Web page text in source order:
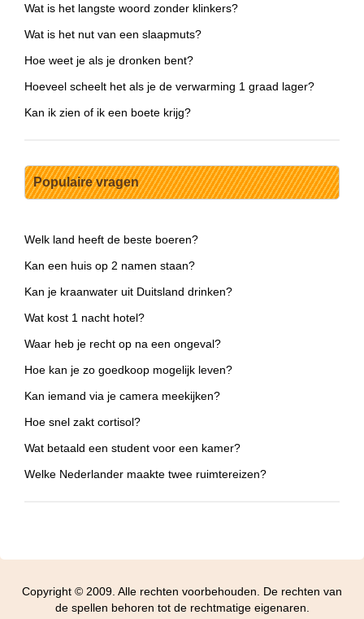
Wat is het langste woord zonder klinkers?
Wat is het nut van een slaapmuts?
Hoe weet je als je dronken bent?
Hoeveel scheelt het als je de verwarming 1 graad lager?
Kan ik zien of ik een boete krijg?
Populaire vragen
Welk land heeft de beste boeren?
Kan een huis op 2 namen staan?
Kan je kraanwater uit Duitsland drinken?
Wat kost 1 nacht hotel?
Waar heb je recht op na een ongeval?
Hoe kan je zo goedkoop mogelijk leven?
Kan iemand via je camera meekijken?
Hoe snel zakt cortisol?
Wat betaald een student voor een kamer?
Welke Nederlander maakte twee ruimtereizen?
Copyright © 2009. Alle rechten voorbehouden. De rechten van
de spellen behoren tot de rechtmatige eigenaren.